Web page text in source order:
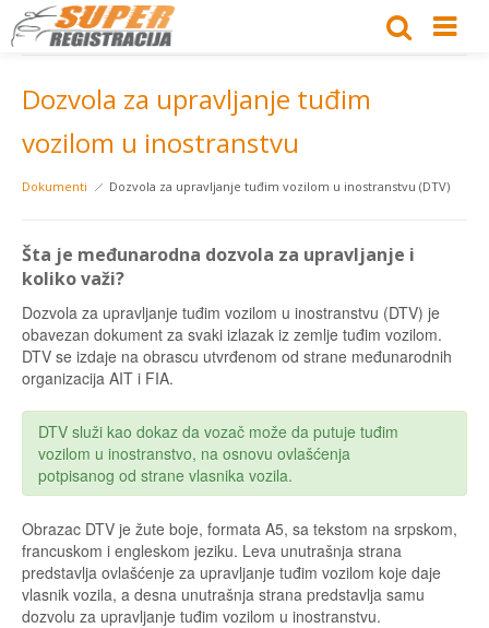
Dozvola za upravljanje tuđim
vozilom u inostranstvu
Dokumenti Dozvola za upravljanje tuđim vozilom u inostranstvu (DTV)
Šta je međunarodna dozvola za upravljanje i
koliko važi?
Dozvola za upravljanje tuđim vozilom u inostranstvu (DTV) je
obavezan dokument za svaki izlazak iz zemlje tuđim vozilom.
DTV se izdaje na obrascu utvrđenom od strane međunarodnih
organizacija AIT i FIA.
DTV služi kao dokaz da vozač može da putuje tuđim
vozilom u inostranstvo, na osnovu ovlašćenja
potpisanog od strane vlasnika vozila.
Obrazac DTV je žute boje, formata A5, sa tekstom na srpskom,
francuskom i engleskom jeziku. Leva unutrašnja strana
predstavlja ovlašćenje za upravljanje tuđim vozilom koje daje
vlasnik vozila, a desna unutrašnja strana predstavlja samu
dozvolu za upravljanje tuđim vozilom u inostranstvu.